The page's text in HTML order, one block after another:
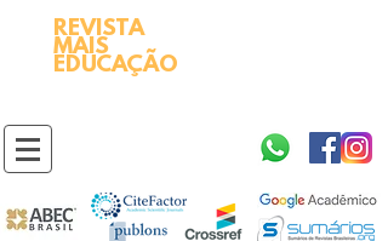
REVISTA
MAIS
EDUCAÇÃO